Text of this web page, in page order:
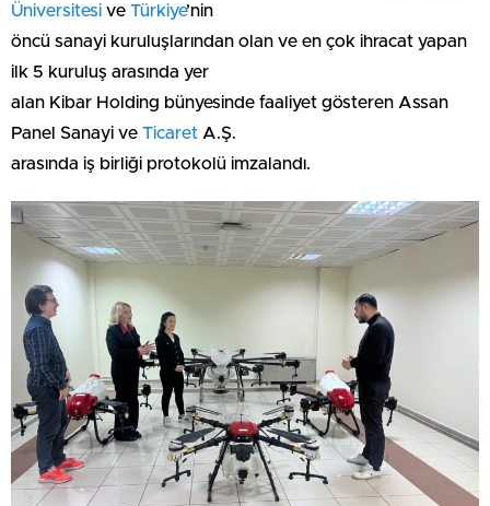
Üniversitesi ve Türkiye’nin
öncü sanayi kuruluşlarından olan ve en çok ihracat yapan
ilk 5 kuruluş arasında yer
alan Kibar Holding bünyesinde faaliyet gösteren Assan
Panel Sanayi ve Ticaret A.Ş.
arasında iş birliği protokolü imzalandı.